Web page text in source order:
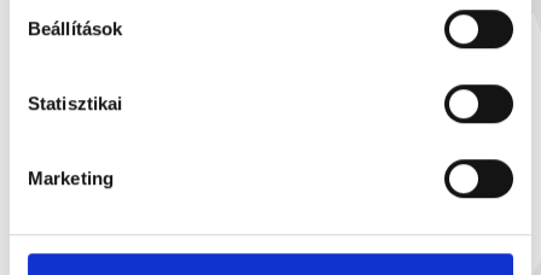
Beállítások
Statisztikai
Marketing